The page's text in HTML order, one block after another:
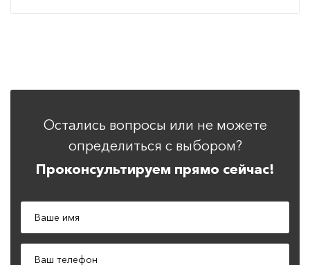
Остались вопросы или не можете
определиться с выбором?
Проконсультируем прямо сейчас!